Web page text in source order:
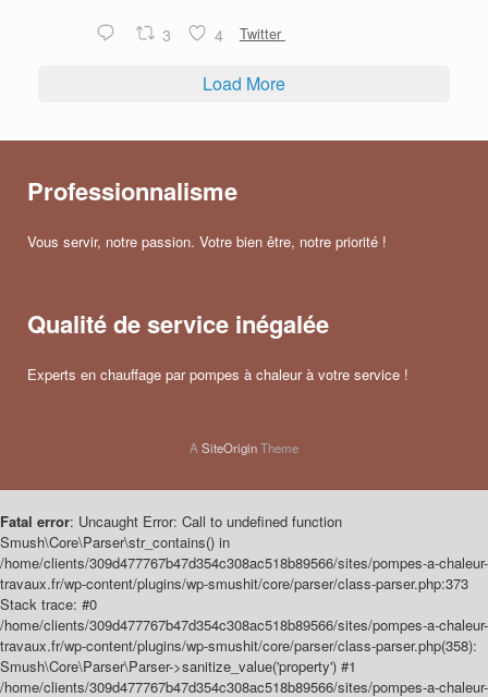
3 4 Twitter
Load More
Professionnalisme
Vous servir, notre passion. Votre bien être, notre priorité !
Qualité de service inégalée
Experts en chauffage par pompes à chaleur à votre service !
ASiteOriginTheme
Fatal error: Uncaught Error: Call to undefined function
Smush\Core\Parser\str_contains() in
/home/clients/309d477767b47d354c308ac518b89566/sites/pompes-a-chaleur-
travaux.fr/wp-content/plugins/wp-smushit/core/parser/class-parser.php:373
Stack trace: #0
/home/clients/309d477767b47d354c308ac518b89566/sites/pompes-a-chaleur-
travaux.fr/wp-content/plugins/wp-smushit/core/parser/class-parser.php(358):
Smush\Core\Parser\Parser->sanitize_value('property') #1
/home/clients/309d477767b47d354c308ac518b89566/sites/pompes-a-chaleur-